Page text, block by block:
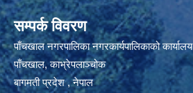
सम्पर्क विवरण
पाँचखाल नगरपालिका नगरकार्यपालिकाको कार्यालय
पाँचखाल, काभ्रेपलाञ्चोक
बागमती प्रदेश , नेपाल